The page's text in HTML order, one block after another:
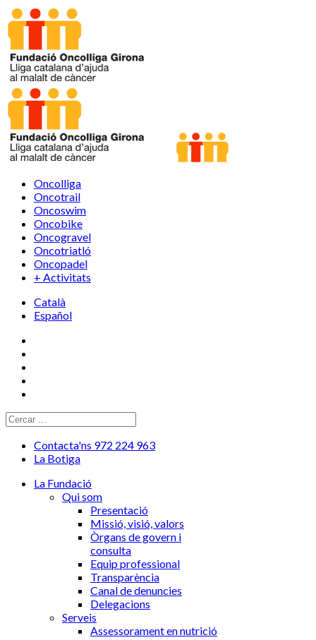
Oncolliga
Oncotrail
Oncoswim
Oncobike
Oncogravel
Oncotriatló
Oncopadel
+ Activitats
Català
Español
Contacta'ns 972 224 963
La Botiga
La Fundació
Qui som
Presentació
Missió, visió, valors
Òrgans de govern i
consulta
Equip professional
Transparència
Canal de denuncies
Delegacions
Serveis
Assessorament en nutrició